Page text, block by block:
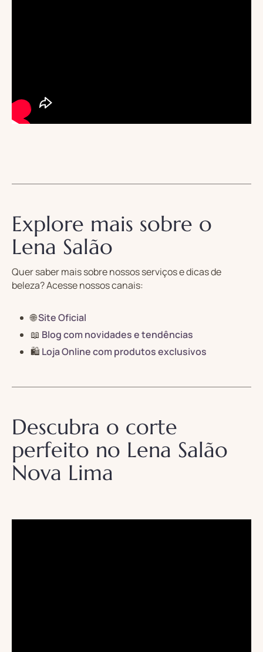
Explore mais sobre o
Lena Salão
Quer saber mais sobre nossos serviços e dicas de
beleza? Acesse nossos canais:
🌐Site Oficial
📖 Blog com novidades e tendências
🛍️ Loja Online com produtos exclusivos
Descubra o corte
perfeito no Lena Salão
Nova Lima